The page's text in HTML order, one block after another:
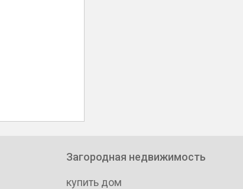
Загородная недвижимость
купить дом